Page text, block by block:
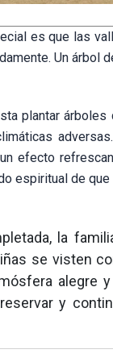
es que las
Un árbol
plantar
efecto
espiritual de
la
se visten
alegre
y